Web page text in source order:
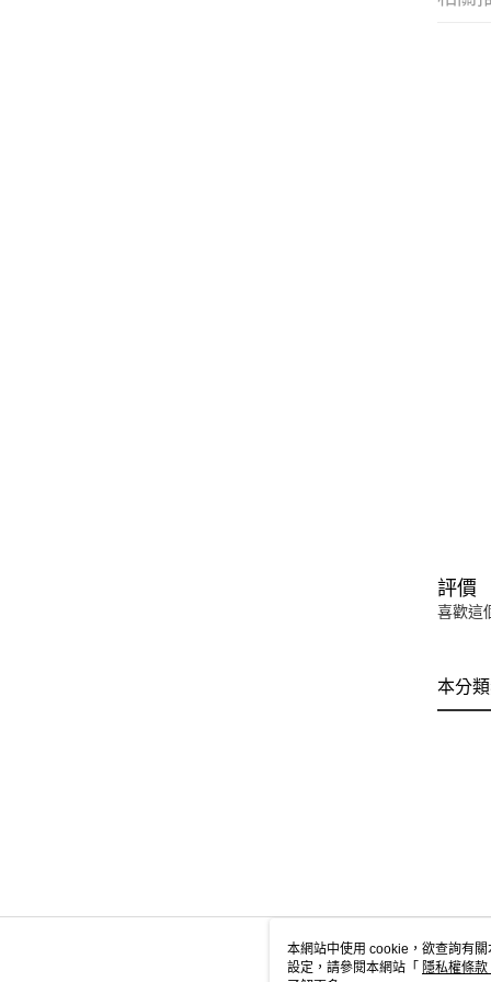
評價
喜歡這
本分
本網站中使用 cookie，欲查詢有
設定，請參閱本網站「 隱私權條款